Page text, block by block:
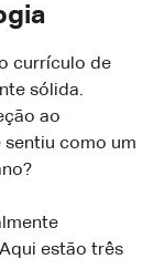
currículo de
sólida.
ao
sentiu como um
estão três